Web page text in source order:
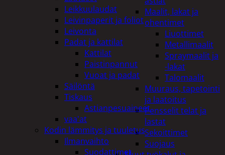
Maalit, lakat ja
ohentimet
Liuottimet
Metallimaalit
Spraymaalit ja
-lakat
Talomaalit
Muuraus, tapetointi
ja laatoitus
Pensselit telat ja
lastat
Sekoittimet
Suojaus
Leikkuulaudat
Leivinpaperit ja foliot
Leivonta
Padat ja kattilat
Kattilat
Paistinpannut
Vuoat ja padat
Säilöntä
Tiskaus
Astianpesuaineet
vaa'at
Kodin lämmitys ja tuuletus
Ilmanvaihto
Suodattimet